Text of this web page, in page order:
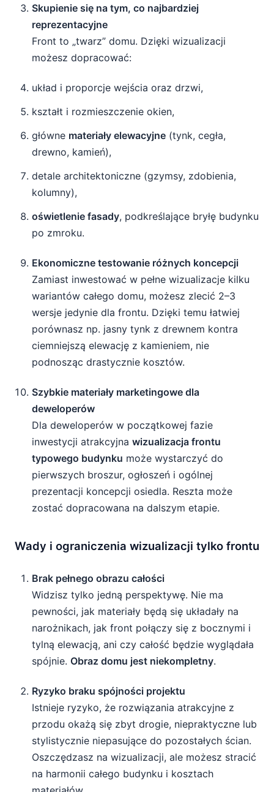
Skupienie się na tym, co najbardziej
reprezentacyjne
Front to „twarz” domu. Dzięki wizualizacji
możesz dopracować:
układ i proporcje wejścia oraz drzwi,
kształt i rozmieszczenie okien,
główne materiały elewacyjne (tynk, cegła,
drewno, kamień),
detale architektoniczne (gzymsy, zdobienia,
kolumny),
oświetlenie fasady, podkreślające bryłę budynku
po zmroku.
Ekonomiczne testowanie różnych koncepcji
Zamiast inwestować w pełne wizualizacje kilku
wariantów całego domu, możesz zlecić 2–3
wersje jedynie dla frontu. Dzięki temu łatwiej
porównasz np. jasny tynk z drewnem kontra
ciemniejszą elewację z kamieniem, nie
podnosząc drastycznie kosztów.
Szybkie materiały marketingowe dla
deweloperów
Dla deweloperów w początkowej fazie
inwestycji atrakcyjna wizualizacja frontu
typowego budynku może wystarczyć do
pierwszych broszur, ogłoszeń i ogólnej
prezentacji koncepcji osiedla. Reszta może
zostać dopracowana na dalszym etapie.
Wady i ograniczenia wizualizacji tylko frontu
Brak pełnego obrazu całości
Widzisz tylko jedną perspektywę. Nie ma
pewności, jak materiały będą się układały na
narożnikach, jak front połączy się z bocznymi i
tylną elewacją, ani czy całość będzie wyglądała
spójnie. Obraz domu jest niekompletny.
Ryzyko braku spójności projektu
Istnieje ryzyko, że rozwiązania atrakcyjne z
przodu okażą się zbyt drogie, niepraktyczne lub
stylistycznie niepasujące do pozostałych ścian.
Oszczędzasz na wizualizacji, ale możesz stracić
na harmonii całego budynku i kosztach